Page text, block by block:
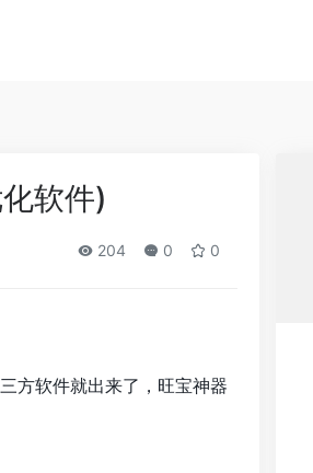
软件)
204 0 0
方软件就出来了，旺宝神器